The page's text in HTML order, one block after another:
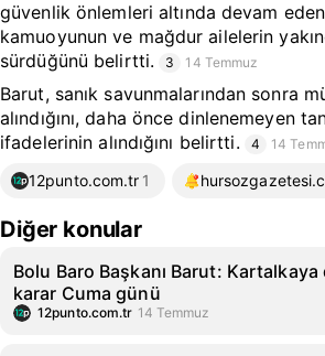
güvenlik önlemleri altında devam
kamuoyunun ve mağdur ailelerin
sürdüğünü belirtti.
3 14 Temmuz
Barut, sanık savunmalarından sonra
alındığını, daha önce dinlenemeyen
ifadelerinin alındığını belirtti.
4 14
12punto.com.tr 1
Diğer konular
Bolu Baro Başkanı Barut: Kartalkaya
karar Cuma günü
12punto.com.tr 14 Temmuz